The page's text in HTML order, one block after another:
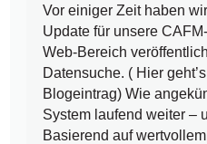
Vor einiger Zeit haben
Update für unsere
Web-Bereich
Datensuche. ( Hier
Blogeintrag) Wie
System laufend weiter –
Basierend auf